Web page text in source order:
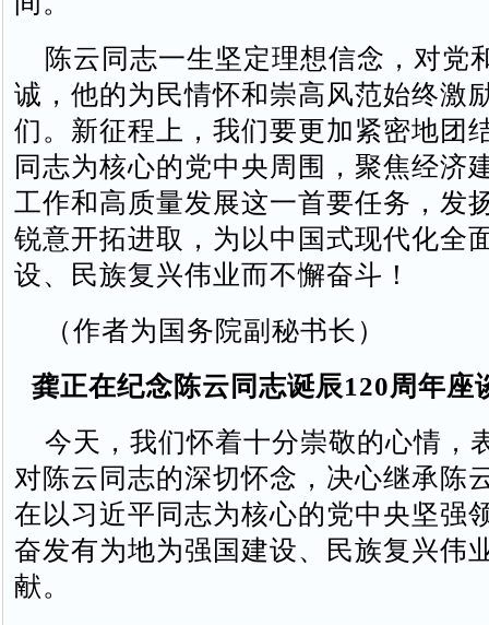
陈云同志一生坚定理想信念，对党
诚，他的为民情怀和崇高风范始终激
们。新征程上，我们要更加紧密地团
同志为核心的党中央周围，聚焦经济
工作和高质量发展这一首要任务，发
锐意开拓进取，为以中国式现代化全
设、民族复兴伟业而不懈奋斗！
（作者为国务院副秘书长）
龚正在纪念陈云同志诞辰120周年座
今天，我们怀着十分崇敬的心情，
对陈云同志的深切怀念，决心继承陈
在以习近平同志为核心的党中央坚强
奋发有为地为强国建设、民族复兴伟
献。